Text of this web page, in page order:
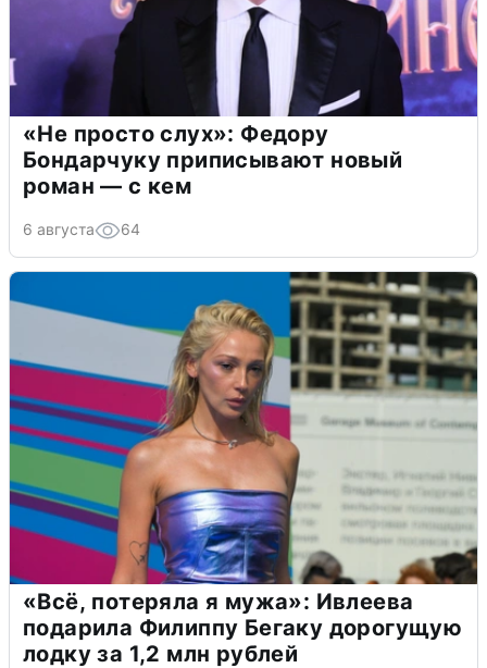
«Не просто слух»: Федору
Бондарчуку приписывают новый
роман — с кем
6 августа 64
«Всё, потеряла я мужа»: Ивлеева
подарила Филиппу Бегаку дорогущую
лодку за 1,2 млн рублей